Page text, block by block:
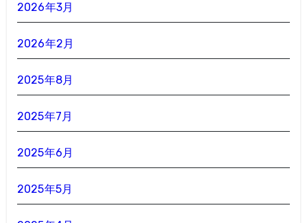
2026年3月
2026年2月
2025年8月
2025年7月
2025年6月
2025年5月